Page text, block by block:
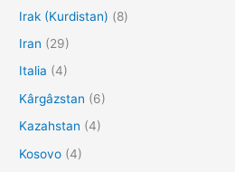
Irak (Kurdistan) (8)
Iran (29)
Italia (4)
Kârgâzstan (6)
Kazahstan (4)
Kosovo (4)